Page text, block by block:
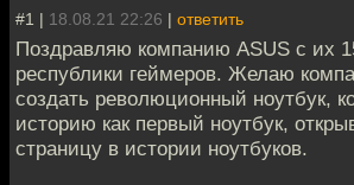
#1 | 18.08.21 22:26 | ответить
Поздравляю компанию ASUS с их
республики геймеров. Желаю
создать революционный ноутбук,
историю как первый ноутбук,
страницу в истории ноутбуков.